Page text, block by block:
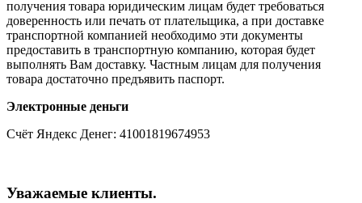
получения товара юридическим лицам будет требоваться
доверенность или печать от плательщика, а при доставке
транспортной компанией необходимо эти документы
предоставить в транспортную компанию, которая будет
выполнять Вам доставку. Частным лицам для получения
товара достаточно предъявить паспорт.
Электронные деньги
Счёт Яндекс Денег: 41001819674953
Уважаемые клиенты.